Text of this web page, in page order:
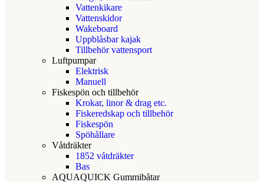
Vattenkikare
Vattenskidor
Wakeboard
Uppblåsbar kajak
Tillbehör vattensport
Luftpumpar
Elektrisk
Manuell
Fiskespön och tillbehör
Krokar, linor & drag etc.
Fiskeredskap och tillbehör
Fiskespön
Spöhållare
Våtdräkter
1852 våtdräkter
Bas
AQUAQUICK Gummibåtar